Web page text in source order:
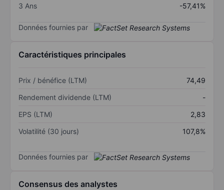
3 Ans
-57,41%
Données fournies par
Caractéristiques principales
Prix / bénéfice (LTM)
74,49
Rendement dividende (LTM)
-
EPS (LTM)
2,83
Volatilité (30 jours)
107,8%
Données fournies par
Consensus des analystes